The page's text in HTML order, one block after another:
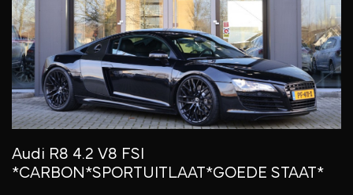
Audi R8 4.2 V8 FSI
*CARBON*SPORTUITLAAT*GOEDE STAAT*